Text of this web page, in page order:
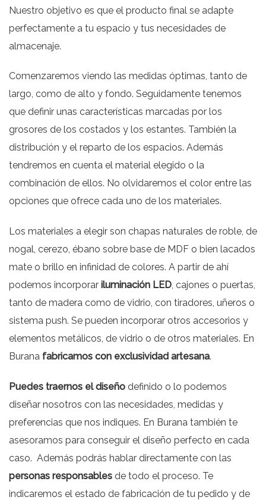
Nuestro objetivo es que el producto final se adapte
perfectamente a tu espacio y tus necesidades de
almacenaje.
Comenzaremos viendo las medidas óptimas, tanto de
largo, como de alto y fondo. Seguidamente tenemos
que definir unas características marcadas por los
grosores de los costados y los estantes. También la
distribución y el reparto de los espacios. Además
tendremos en cuenta el material elegido o la
combinación de ellos. No olvidaremos el color entre las
opciones que ofrece cada uno de los materiales.
Los materiales a elegir son chapas naturales de roble, de
nogal, cerezo, ébano sobre base de MDF o bien lacados
mate o brillo en infinidad de colores. A partir de ahí
podemos incorporar iluminación LED, cajones o puertas,
tanto de madera como de vidrio, con tiradores, uñeros o
sistema push. Se pueden incorporar otros accesorios y
elementos metálicos, de vidrio o de otros materiales. En
Burana fabricamos con exclusividad artesana.
Puedes traernos el diseño definido o lo podemos
diseñar nosotros con las necesidades, medidas y
preferencias que nos indiques. En Burana también te
asesoramos para conseguir el diseño perfecto en cada
caso. Además podrás hablar directamente con las
personas responsables de todo el proceso. Te
indicaremos el estado de fabricación de tu pedido y de